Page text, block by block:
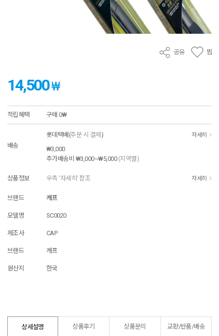
공유 찜
14,500₩
적립혜택 구매 0₩
배송
롯데택배(주문 시 결제 ) 자세히
₩3,000
추가배송비 ₩3,000~₩5,000 (지역별)
상품정보 우측 '자세히' 참조 자세히
브랜드 캐프
모델명 SC0020
제조사 CAP
브랜드 캐프
원산지 한국
상세설명 상품후기 상품문의 교환/반품/배송